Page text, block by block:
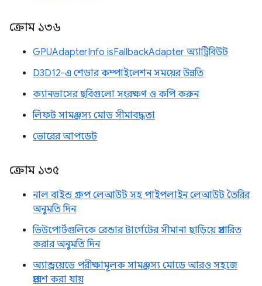
ক্রোম ১৩৬
GPUAdapterInfo isFallbackAdapter অ্যাট্রিবিউট
D3D12-এ শেডার কম্পাইলেশন সময়ের উন্নতি
ক্যানভাসের ছবিগুলো সংরক্ষণ ও কপি করুন
লিফট সামঞ্জস্য মোড সীমাবদ্ধতা
ভোরের আপডেট
ক্রোম ১৩৫
নাল বাইন্ড গ্রুপ লেআউট সহ পাইপলাইন লেআউট তৈরির
অনুমতি দিন
ভিউপোর্টগুলিকে রেন্ডার টার্গেটের সীমানা ছাড়িয়ে প্রসারিত
করার অনুমতি দিন
অ্যান্ড্রয়েডে পরীক্ষামূলক সামঞ্জস্য মোডে আরও সহজে
প্রবেশ করা যায়